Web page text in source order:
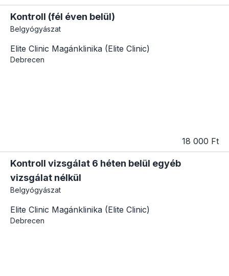
Kontroll (fél éven belül)
Belgyógyászat
Elite Clinic Magánklinika (Elite Clinic)
Debrecen
18 000 Ft
Kontroll vizsgálat 6 héten belül egyéb
vizsgálat nélkül
Belgyógyászat
Elite Clinic Magánklinika (Elite Clinic)
Debrecen